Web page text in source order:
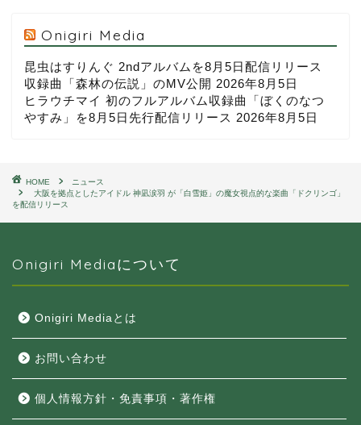
Onigiri Media
昆虫はすりんぐ 2ndアルバムを8月5日配信リリース
収録曲「森林の伝説」のMV公開 2026年8月5日
ヒラウチマイ 初のフルアルバム収録曲「ぼくのなつ
やすみ」を8月5日先行配信リリース 2026年8月5日
HOME
ニュース
大阪を拠点としたアイドル 神凪涙羽 が「白雪姫」の魔女視点的な楽曲「ドクリンゴ」
を配信リリース
Onigiri Mediaについて
Onigiri Mediaとは
お問い合わせ
個人情報方針・免責事項・著作権